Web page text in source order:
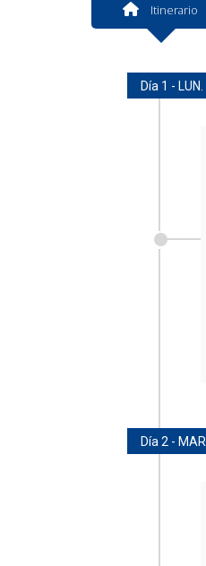
Itinerario
Día 1 - LUN.
Día 2 - MAR.